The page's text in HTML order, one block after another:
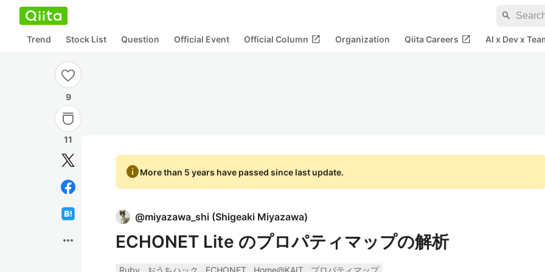
search
Trend Stock List Question Official Event Official Column open_in_new Organization Qiita Careers open_in_new AI x Dev x
9
11
more_horiz
infoMore than 5 years have passed since last update.
@miyazawa_shi (Shigeaki Miyazawa)
ECHONET Lite のプロパティマップの解析
Ruby おうちハック ECHONET Home@KAIT
プロパティマップ